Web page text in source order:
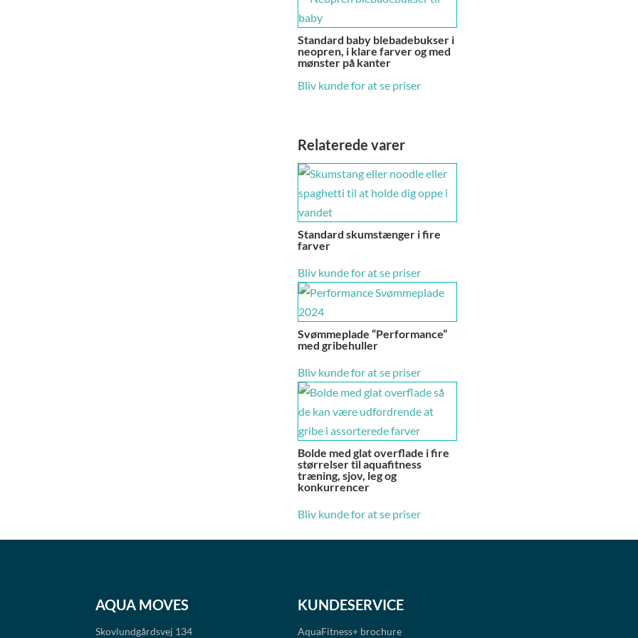
Standard baby blebadebukser i
neopren, i klare farver og med
mønster på kanter
Bliv kunde for at se priser
Relaterede varer
Standard skumstænger i fire
farver
Bliv kunde for at se priser
Svømmeplade “Performance”
med gribehuller
Bliv kunde for at se priser
Bolde med glat overflade i fire
størrelser til aquafitness
træning, sjov, leg og
konkurrencer
Bliv kunde for at se priser
AQUA MOVES
Skovlundgårdsvej 134
KUNDESERVICE
AquaFitness+ brochure